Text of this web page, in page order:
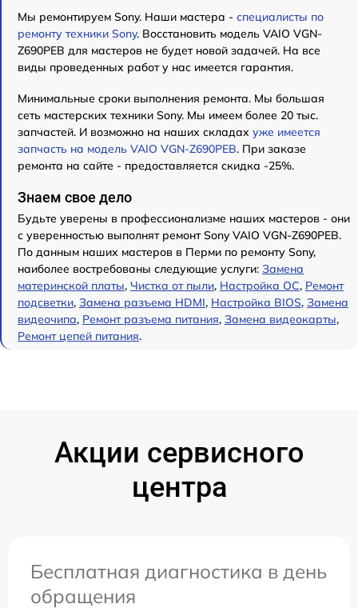
Мы ремонтируем Sony. Наши мастера - специалисты по
ремонту техники Sony. Восстановить модель VAIO VGN-
Z690PEB для мастеров не будет новой задачей. На все
виды проведенных работ у нас имеется гарантия.
Минимальные сроки выполнения ремонта. Мы большая
сеть мастерских техники Sony. Мы имеем более 20 тыс.
запчастей. И возможно на наших складах уже имеется
запчасть на модель VAIO VGN-Z690PEB. При заказе
ремонта на сайте - предоставляется скидка -25%.
Знаем свое дело
Будьте уверены в профессионализме наших мастеров - они
с уверенностью выполнят ремонт Sony VAIO VGN-Z690PEB.
По данным наших мастеров в Перми по ремонту Sony,
наиболее востребованы следующие услуги: Замена
материнской платы, Чистка от пыли, Настройка ОС, Ремонт
подсветки, Замена разъема HDMI, Настройка BIOS, Замена
видеочипа, Ремонт разъема питания, Замена видеокарты,
Ремонт цепей питания.
Акции сервисного
центра
Бесплатная диагностика в день
обращения